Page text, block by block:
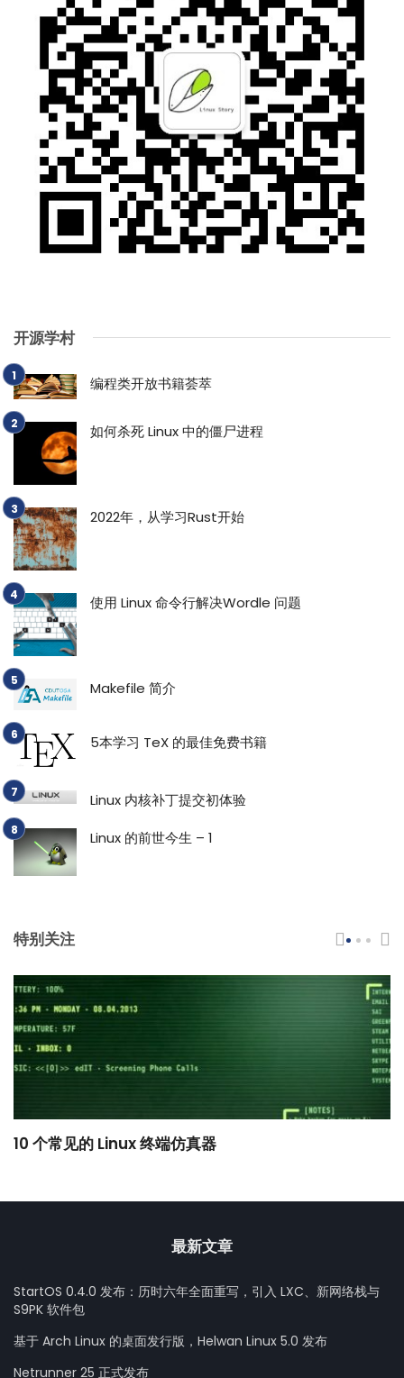
开源学村
编程类开放书籍荟萃
如何杀死 Linux 中的僵尸进程
2022年，从学习Rust开始
使用 Linux 命令行解决Wordle 问题
Makefile 简介
5本学习 TeX 的最佳免费书籍
Linux 内核补丁提交初体验
Linux 的前世今生 – 1
特别关注
10 个常见的 Linux 终端仿真器
最新文章
StartOS 0.4.0 发布：历时六年全面重写，引入 LXC、新网络栈与
S9PK 软件包
基于 Arch Linux 的桌面发行版，Helwan Linux 5.0 发布
Netrunner 25 正式发布